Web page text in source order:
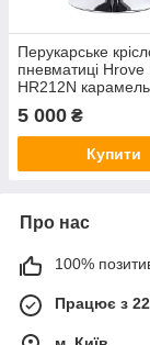
Перукарське
пневматиці Hrove
HR212N
чорний кожзам
хром
5 000 ₴
Купити
Про нас
100%
Працює з